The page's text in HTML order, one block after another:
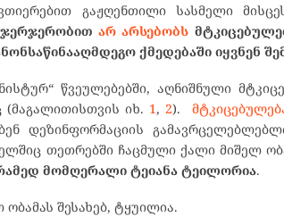
გაჟღენთილი სასმელი
ჯერჯერობითარ არსებობს
ქმედებაში იყვნენ
წვეულებებში, აღნიშნული
იხ. 1,2).
დეზინფორმაციის
თეთრებში ჩაცმული ქალი მიშელ
მომღერალი ტეიანა ტეილორია.
შესახებ, ტყუილია.